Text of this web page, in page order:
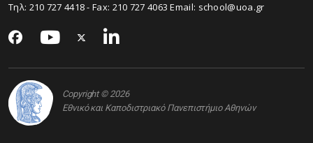
Τηλ: 210 727 4418- Fax: 210 727 4063 Email: school@uoa.gr
Copyright © 2026
Εθνικό και Καποδιστριακό Πανεπιστήμιο Αθηνών